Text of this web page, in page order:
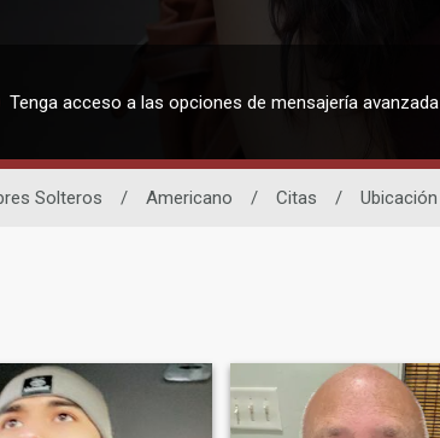
Tenga acceso a las opciones de mensajería avanzada
Solteros / Americano / Citas / Ubicación